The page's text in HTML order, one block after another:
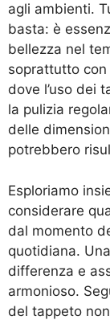
agli ambienti.
basta: è
bellezza nel
soprattutto con
dove l’uso dei
la pulizia
delle
potrebbero
Esploriamo
considerare
dal momento
quotidiana.
differenza e
armonioso.
del tappeto